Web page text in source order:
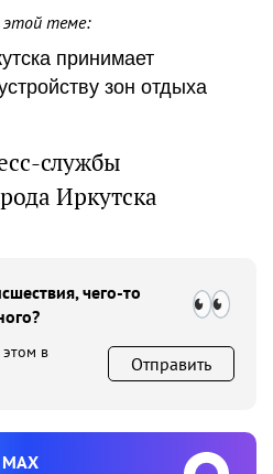
этой теме:
принимает
зон отдыха
службы
Иркутска
чего-то
в
Отправить